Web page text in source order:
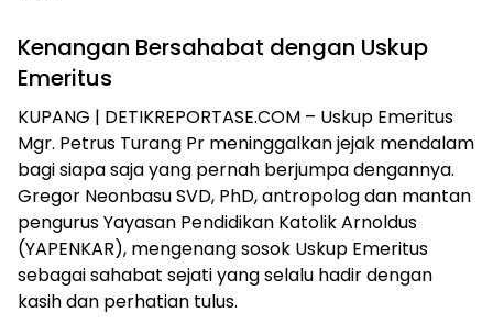
Kenangan Bersahabat dengan Uskup
Emeritus
KUPANG | DETIKREPORTASE.COM – Uskup Emeritus
Mgr. Petrus Turang Pr meninggalkan jejak mendalam
bagi siapa saja yang pernah berjumpa dengannya.
Gregor Neonbasu SVD, PhD, antropolog dan mantan
pengurus Yayasan Pendidikan Katolik Arnoldus
(YAPENKAR), mengenang sosok Uskup Emeritus
sebagai sahabat sejati yang selalu hadir dengan
kasih dan perhatian tulus.